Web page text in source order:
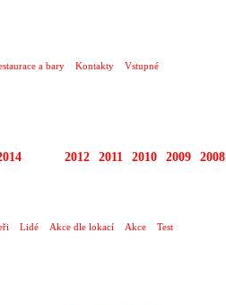
a bary Kontakty Vstupné
2012 2011 2010 2009 2008
Lidé Akce dle lokací Akce Test